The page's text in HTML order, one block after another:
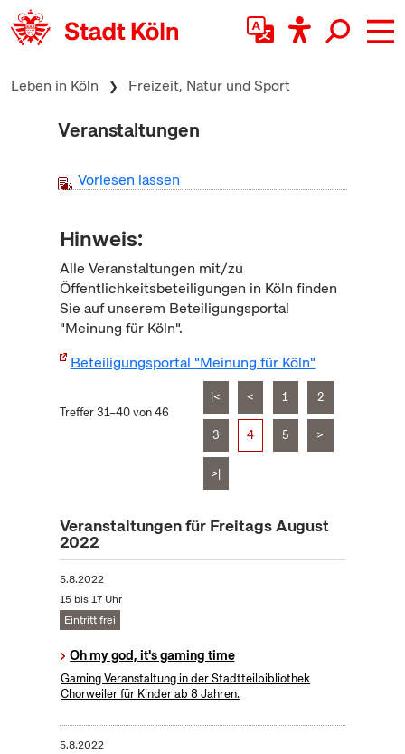
zum Inhalt springen
Leben in Köln Freizeit, Natur und Sport
Veranstaltungen
Vorlesen lassen
Hinweis:
Alle Veranstaltungen mit/zu
Öffentlichkeitsbeteiligungen in Köln finden
Sie auf unserem Beteiligungsportal
"Meinung für Köln".
Beteiligungsportal "Meinung für Köln"
Treffer 31–40 von 46
|< < 1 2
3 4 5 >
>|
Veranstaltungen für Freitags August
2022
5.8.2022
15 bis 17 Uhr
Eintritt frei
Oh my god, it's gaming time
Gaming Veranstaltung in der Stadtteilbibliothek
Chorweiler für Kinder ab 8 Jahren.
5.8.2022